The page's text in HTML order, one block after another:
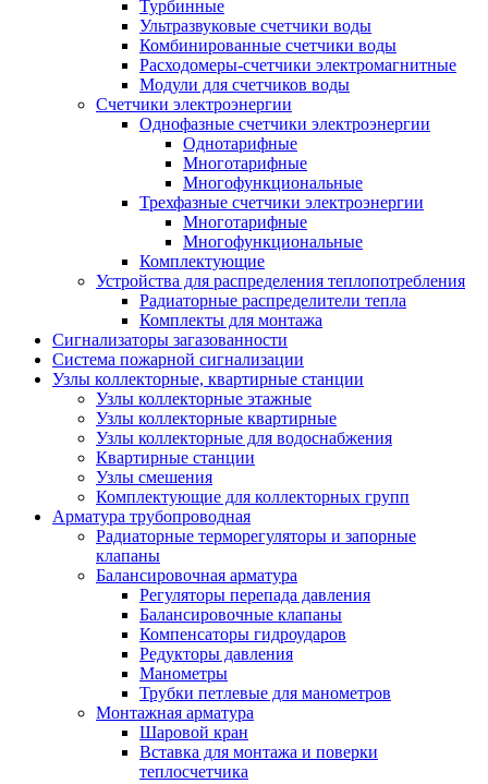
Турбинные
Ультразвуковые счетчики воды
Комбинированные счетчики воды
Расходомеры-счетчики электромагнитные
Модули для счетчиков воды
Счетчики электроэнергии
Однофазные счетчики электроэнергии
Однотарифные
Многотарифные
Многофункциональные
Трехфазные счетчики электроэнергии
Многотарифные
Многофункциональные
Комплектующие
Устройства для распределения теплопотребления
Радиаторные распределители тепла
Комплекты для монтажа
Сигнализаторы загазованности
Система пожарной сигнализации
Узлы коллекторные, квартирные станции
Узлы коллекторные этажные
Узлы коллекторные квартирные
Узлы коллекторные для водоснабжения
Квартирные станции
Узлы смешения
Комплектующие для коллекторных групп
Арматура трубопроводная
Радиаторные терморегуляторы и запорные
клапаны
Балансировочная арматура
Регуляторы перепада давления
Балансировочные клапаны
Компенсаторы гидроударов
Редукторы давления
Манометры
Трубки петлевые для манометров
Монтажная арматура
Шаровой кран
Вставка для монтажа и поверки
теплосчетчика